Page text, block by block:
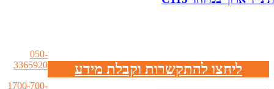
ליחצו להתקשרות וקבלת מידע
050-
3365920
1700-700-